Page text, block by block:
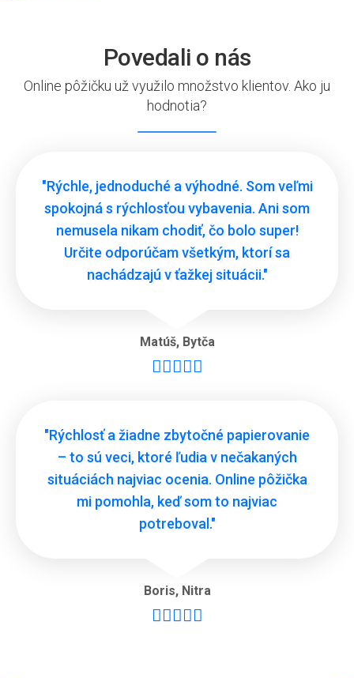
Povedali o nás
Online pôžičku už využilo množstvo klientov. Ako ju
hodnotia?
"Rýchle, jednoduché a výhodné. Som veľmi
spokojná s rýchlosťou vybavenia. Ani som
nemusela nikam chodiť, čo bolo super!
Určite odporúčam všetkým, ktorí sa
nachádzajú v ťažkej situácii."
Matúš, Bytča

"Rýchlosť a žiadne zbytočné papierovanie
– to sú veci, ktoré ľudia v nečakaných
situáciách najviac ocenia. Online pôžička
mi pomohla, keď som to najviac
potreboval."
Boris, Nitra
